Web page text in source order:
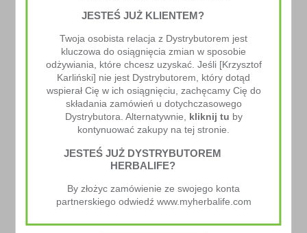
Immune Booster
193.00zł
JESTEŚ JUŻ KLIENTEM?
Twoja osobista relacja z Dystrybutorem jest
kluczowa do osiągnięcia zmian w sposobie
odżywiania, które chcesz uzyskać. Jeśli [Krzysztof
Karliński] nie jest Dystrybutorem, który dotąd
wspierał Cię w ich osiągnięciu, zachęcamy Cię do
składania zamówień u dotychczasowego
Dystrybutora. Alternatywnie, kliknij tu by
kontynuować zakupy na tej stronie.
JESTEŚ JUŻ DYSTRYBUTOREM
HERBALIFE?
By złożyc zamówienie ze swojego konta
partnerskiego odwiedź www.myherbalife.com